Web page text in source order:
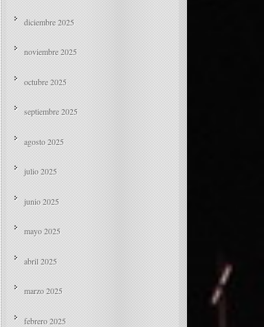
diciembre 2025
noviembre 2025
octubre 2025
septiembre 2025
agosto 2025
julio 2025
junio 2025
mayo 2025
abril 2025
marzo 2025
febrero 2025